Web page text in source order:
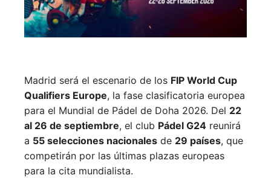
Madrid será el escenario de los FIP World Cup
Qualifiers Europe, la fase clasificatoria europea
para el Mundial de Pádel de Doha 2026. Del 22
al 26 de septiembre, el club Pádel G24 reunirá
a 55 selecciones nacionales de 29 países, que
competirán por las últimas plazas europeas
para la cita mundialista.